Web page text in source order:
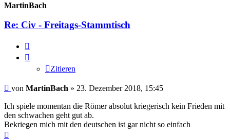
MartinBach
Re: Civ - Freitags-Stammtisch
Zitieren
Beitrag
von MartinBach » 23. Dezember 2018, 15:45
Ich spiele momentan die Römer absolut kriegerisch kein Frieden mit
den schwachen geht gut ab.
Bekriegen mich mit den deutschen ist gar nicht so einfach